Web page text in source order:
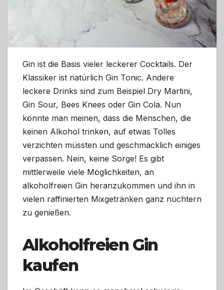
Gin ist die Basis vieler leckerer Cocktails. Der
Klassiker ist natürlich Gin Tonic. Andere
leckere Drinks sind zum Beispiel Dry Martini,
Gin Sour, Bees Knees oder Gin Cola. Nun
könnte man meinen, dass die Menschen, die
keinen Alkohol trinken, auf etwas Tolles
verzichten müssten und geschmacklich einiges
verpassen. Nein, keine Sorge! Es gibt
mittlerweile viele Möglichkeiten, an
alkoholfreien Gin heranzukommen und ihn in
vielen raffinierten Mixgetränken ganz nüchtern
zu genießen.
Alkoholfreien Gin
kaufen